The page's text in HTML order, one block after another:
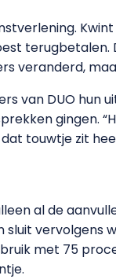
veranderd,
van DUO hun
gingen.
touwtje zit
al de
vervolgens
met 75